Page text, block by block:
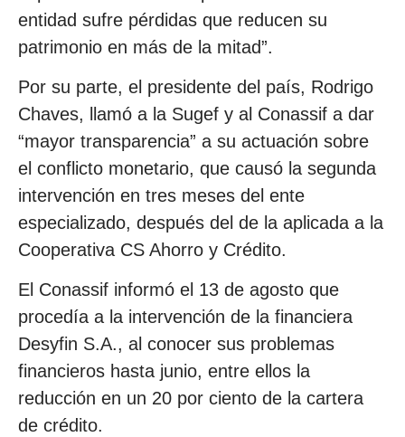
entidad sufre pérdidas que reducen su
patrimonio en más de la mitad”.
Por su parte, el presidente del país, Rodrigo
Chaves, llamó a la Sugef y al Conassif a dar
“mayor transparencia” a su actuación sobre
el conflicto monetario, que causó la segunda
intervención en tres meses del ente
especializado, después del de la aplicada a la
Cooperativa CS Ahorro y Crédito.
El Conassif informó el 13 de agosto que
procedía a la intervención de la financiera
Desyfin S.A., al conocer sus problemas
financieros hasta junio, entre ellos la
reducción en un 20 por ciento de la cartera
de crédito.